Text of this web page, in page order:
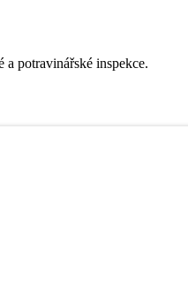
potravinářské inspekce.